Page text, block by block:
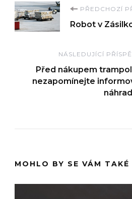
Navigace
příspěvku
PŘEDCHOZÍ
Robot v
NÁSLEDUJÍCÍ
Před nákupem
nezapomínejte
MOHLO BY SE VÁM